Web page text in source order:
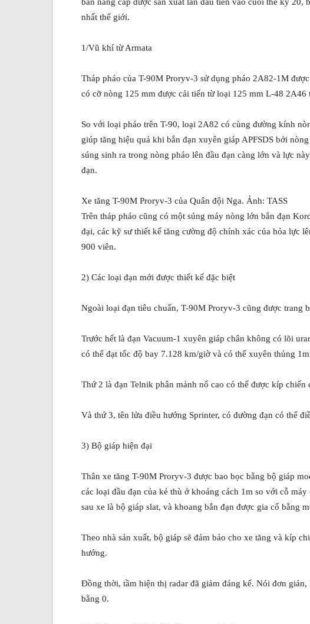
nhất thế giới.
1/Vũ khí từ Armata
Tháp pháo của T-90M Proryv-3 sử dụng pháo 2A82-1M
có cỡ nòng 125 mm được cải tiến từ loại 125 mm L-48 2A46
So với loại pháo trên T-90, loại 2A82 có cùng đường kính
giúp tăng hiệu quả khi bắn đạn xuyên giáp APFSDS bởi
súng sinh ra trong nòng pháo lên đầu đạn càng lớn và lực
đạn.
Xe tăng T-90M Proryv-3 của Quân đội Nga. Ảnh: TASS
Trên tháp pháo cũng có một súng máy nòng lớn bắn đạn
đại, các kỹ sư thiết kế tăng cường độ chính xác của hỏa lực
900 viên.
2) Các loại đạn mới được thiết kế đặc biệt
Ngoài loại đạn tiêu chuẩn, T-90M Proryv-3 cũng được trang
Trước hết là đạn Vacuum-1 xuyên giáp chân không có lõi
có thể đạt tốc độ bay 7.128 km/giờ và có thể xuyên thủng
Thứ 2 là đạn Telnik phân mảnh nổ cao có thể được kíp chiến
Và thứ 3, tên lửa điều hướng Sprinter, có đường đạn có thể
3) Bộ giáp hiện đại
Thân xe tăng T-90M Proryv-3 được bao bọc bằng bộ giáp
các loại đầu đạn của kẻ thù ở khoảng cách 1m so với cỗ
sau xe là bộ giáp slat, và khoang bắn đạn được gia cố bằng
Theo nhà sản xuất, bộ giáp sẽ đảm bảo cho xe tăng và kíp
hướng.
Đồng thời, tầm hiện thị radar đã giảm đáng kể. Nói đơn
bằng 0.